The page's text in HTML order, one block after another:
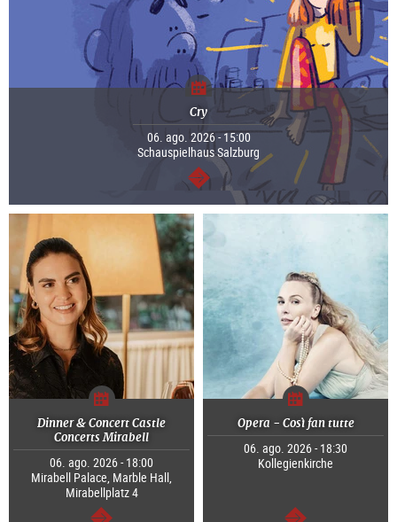
Cry
06. ago. 2026 - 15:00
Schauspielhaus Salzburg
continuar
Dinner & Concert Castle
Concerts Mirabell
06. ago. 2026 - 18:00
Mirabell Palace, Marble Hall,
Mirabellplatz 4
Opera - Così fan tutte
06. ago. 2026 - 18:30
Kollegienkirche